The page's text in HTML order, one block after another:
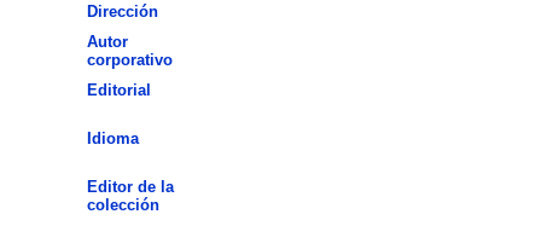
Dirección
Autor
corporativo
Editorial
Idioma
Editor de la
colección